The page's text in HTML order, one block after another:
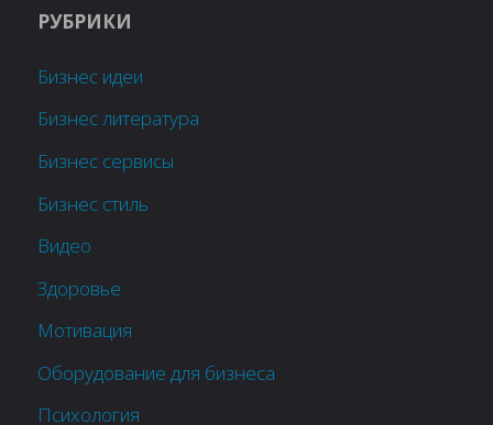
РУБРИКИ
Бизнес идеи
Бизнес литература
Бизнес сервисы
Бизнес стиль
Видео
Здоровье
Мотивация
Оборудование для бизнеса
Психология